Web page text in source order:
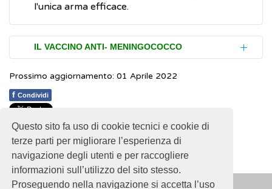
Questo sito fa uso di cookie tecnici e cookie di
terze parti per migliorare l’esperienza di
navigazione degli utenti e per raccogliere
informazioni sull’utilizzo del sito stesso.
Proseguendo nella navigazione si accetta l’uso
l'unica arma efficace.
IL VACCINO ANTI- MENINGOCOCCO
Attualmente esistono tre tipi di vaccino anti-
meningococco:
dal meningococco di gruppo B
prevede schedule vaccinali differenti,
per numero di dosi, a seconda dell'età di
inizio della vaccinazione. Ad esempio, nei
Prossimo aggiornamento: 01 Aprile 2022
f Condividi
1 1 1 1 1 Rating 1.00 (4 Votes)